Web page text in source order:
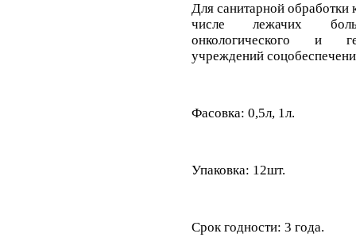
Для санитарной
числе лежачих
онкологического и
учреждений
Фасовка: 0,5л, 1л.
Упаковка: 12шт.
Срок годности: 3 года.